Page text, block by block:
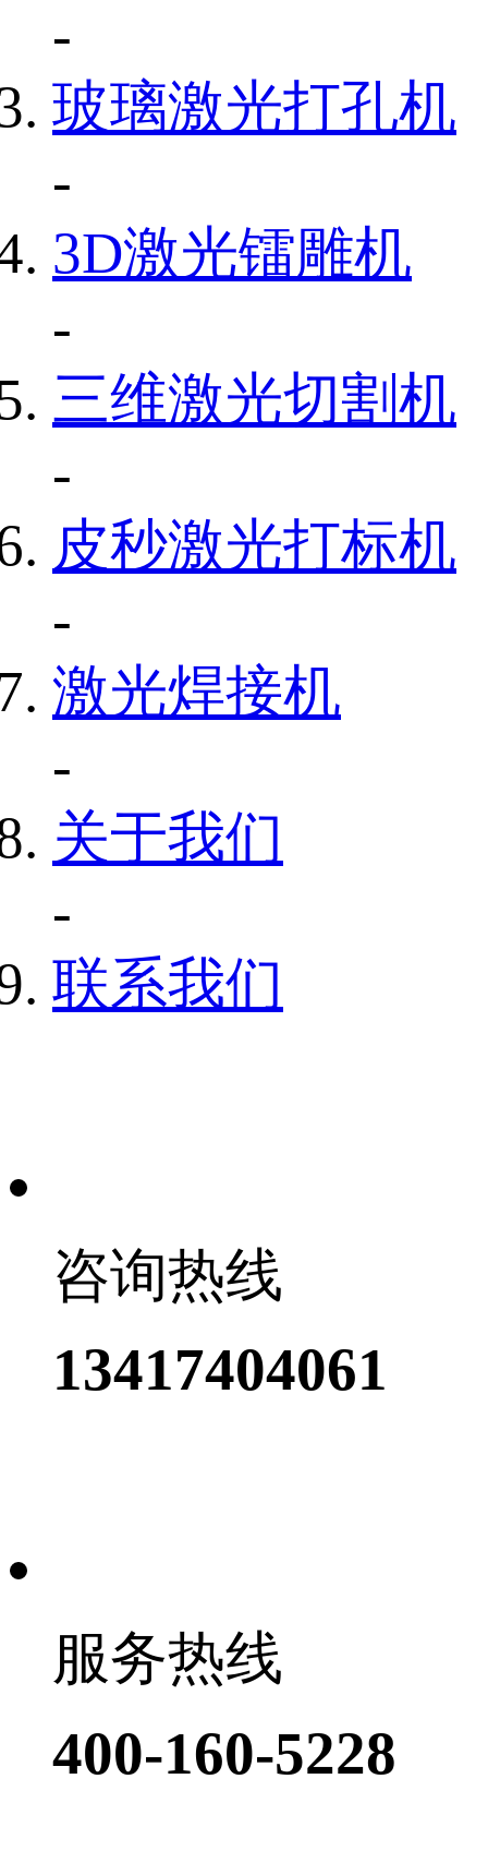
-
玻璃激光打孔机
-
3D激光镭雕机
-
三维激光切割机
-
皮秒激光打标机
-
激光焊接机
-
关于我们
-
联系我们
咨询热线
13417404061
服务热线
400-160-5228